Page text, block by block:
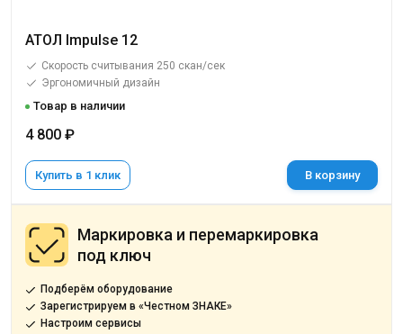
АТОЛ Impulse 12
Скорость считывания 250 скан/сек
Эргономичный дизайн
Товар в наличии
4 800 ₽
Купить в 1 клик В корзину
Маркировка и перемаркировка
под ключ
Подберём оборудование
Зарегистрируем в «Честном ЗНАКЕ»
Настроим сервисы